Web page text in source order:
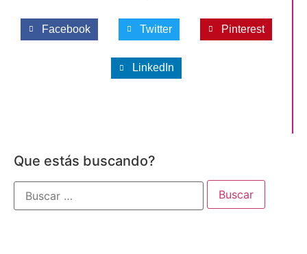
Facebook Twitter Pinterest
LinkedIn
Que estás buscando?